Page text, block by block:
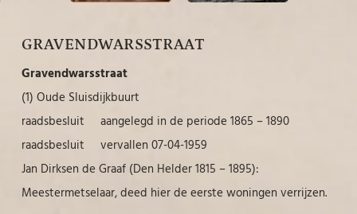
GRAVENDWARSSTRAAT
Gravendwarsstraat
(1) Oude Sluisdijkbuurt
raadsbesluit aangelegd in de periode 1865 – 1890
raadsbesluit vervallen 07-04-1959
Jan Dirksen de Graaf (Den Helder 1815 – 1895):
Meestermetselaar, deed hier de eerste woningen verrijzen.